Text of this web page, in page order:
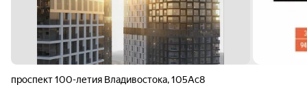
проспект 100-летия Владивостока,105Ас8